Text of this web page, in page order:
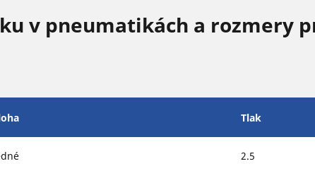
v pneumatikách a rozmery
Tlak
2.5